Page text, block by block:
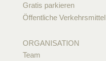
Gratis parkieren
Öffentliche Verkehrsmittel
ORGANISATION
Team